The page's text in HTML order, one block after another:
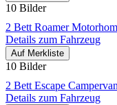
10 Bilder
2 Bett Roamer
Details zum Fahrzeug
Auf Merkliste
10 Bilder
2 Bett Escape Campervan
Details zum Fahrzeug